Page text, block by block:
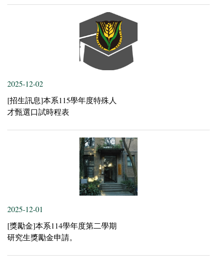
2025-12-02
[招生訊息]本系115學年度特殊人
才甄選口試時程表
2025-12-01
[獎勵金]本系114學年度第二學期
研究生獎勵金申請。